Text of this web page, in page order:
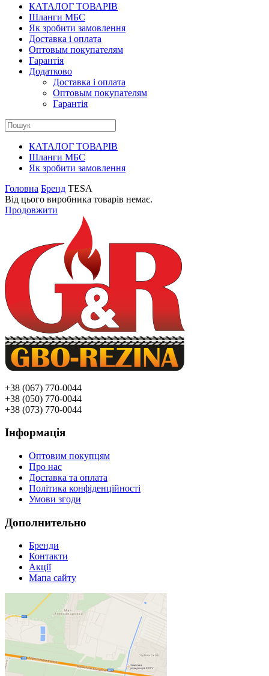
КАТАЛОГ ТОВАРІВ
Шланги МБС
Як зробити замовлення
Доставка і оплата
Оптовым покупателям
Гарантія
Додатково
Доставка і оплата
Оптовым покупателям
Гарантія
КАТАЛОГ ТОВАРІВ
Шланги МБС
Як зробити замовлення
Головна Бренд TESA
Від цього виробника товарів немає.
Продовжити
+38 (067) 770-0044
+38 (050) 770-0044
+38 (073) 770-0044
Інформація
Оптовим покупцям
Про нас
Доставка та оплата
Політика конфіденційності
Умови згоди
Дополнительно
Бренди
Контакти
Акції
Мапа сайту